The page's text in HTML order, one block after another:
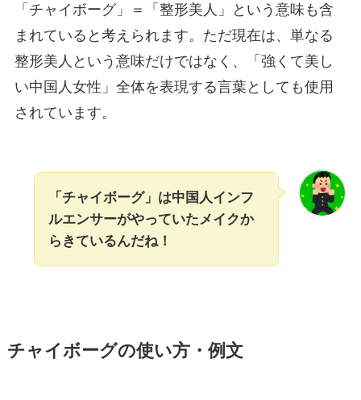
「チャイボーグ」＝「整形美人」という意味も含
まれていると考えられます。ただ現在は、単なる
整形美人という意味だけではなく、「強くて美し
い中国人女性」全体を表現する言葉としても使用
されています。
「チャイボーグ」は中国人インフ
ルエンサーがやっていたメイクか
らきているんだね！
チャイボーグの使い方・例文